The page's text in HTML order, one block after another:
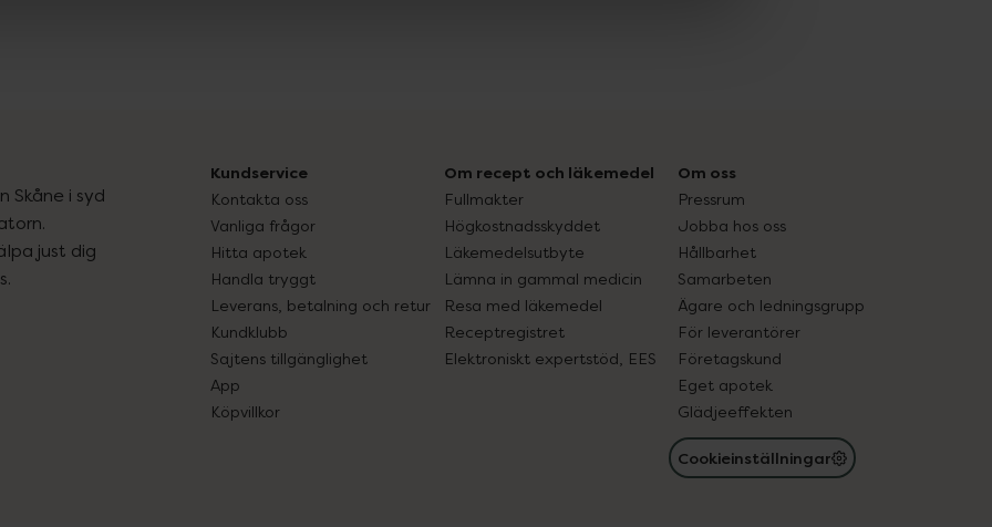
Skåne i syd
just dig
Kundservice
Kontakta oss
Vanliga frågor
Hitta apotek
Handla tryggt
Leverans, betalning och retur
Kundklubb
Sajtens tillgänglighet
App
Köpvillkor
Om recept och läkemedel
Fullmakter
Högkostnadsskyddet
Läkemedelsutbyte
Lämna in gammal medicin
Resa med läkemedel
Receptregistret
Elektroniskt expertstöd, EES
Om oss
Pressrum
Jobba hos oss
Hållbarhet
Samarbeten
Ägare och ledningsgrupp
För leverantörer
Företagskund
Eget apotek
Glädjeeffekten
Cookieinställningar